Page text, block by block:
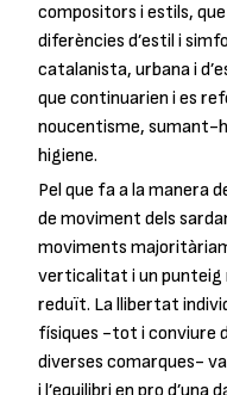
compositors i estils,
diferències d’estil i
catalanista, urbana i
que continuarien i es
noucentisme, sumant-
higiene.
Pel que fa a la manera
de moviment dels
moviments
verticalitat i un punteig
reduït. La llibertat
físiques -tot i conviure
diverses comarques-